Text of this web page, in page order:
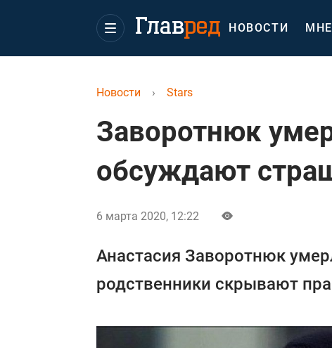
НОВОСТИ
Новости › Stars
Заворотнюк
обсуждают
6 марта 2020, 12:22
Анастасия Заворотнюк
родственники скрывают